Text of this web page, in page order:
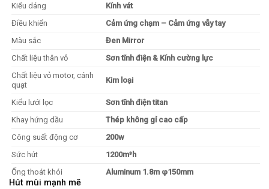
Kiểu dáng
Kính vát
Điều khiển
Cảm ứng chạm – Cảm ứng vẫy tay
Màu sắc
Đen Mirror
Chất liệu thân vỏ
Sơn tĩnh điện & Kính cường lực
Chất liệu vỏ motor, cánh
quạt
Kim loại
Kiểu lưới lọc
Sơn tĩnh điện titan
Khay hứng dầu
Thép không gỉ cao cấp
Công suất động cơ
200w
Sức hút
1200m³h
Ống thoát khói
Aluminum 1.8m φ150mm
Hút mùi mạnh mẽ